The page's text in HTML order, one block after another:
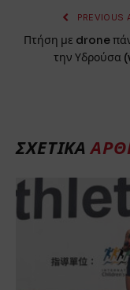
PREVIOUS
Πτήση με drone
την Υδρούσα
ΣΧΕΤΙΚΑ